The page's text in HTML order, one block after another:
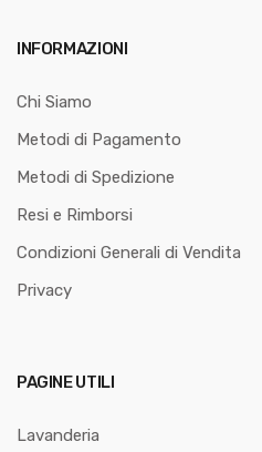
INFORMAZIONI
Chi Siamo
Metodi di Pagamento
Metodi di Spedizione
Resi e Rimborsi
Condizioni Generali di Vendita
Privacy
PAGINE UTILI
Lavanderia